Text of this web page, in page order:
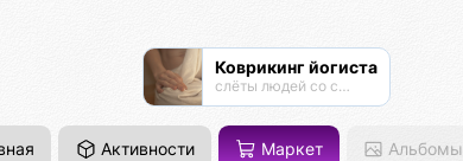
Коврикинг йогиста
слёты людей со своими ковриками в парках . Сатва садхана
Активности Маркет Альбомы